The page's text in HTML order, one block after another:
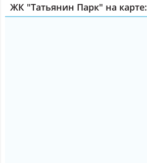
ЖК "Татьянин Парк" на карте: